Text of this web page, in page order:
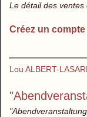
Le détail des ventes
Créez un
Lou ALBERT-